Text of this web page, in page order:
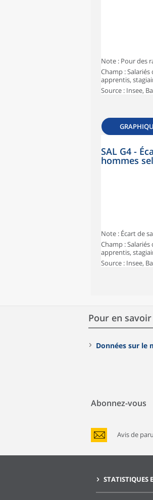
Note : Pour des
Champ :
apprentis,
Source : Insee,
SAL G4 -
hommes
Note : Écart de
Champ :
apprentis,
Source : Insee,
Pour en
Données sur le
Abonnez-vous
Avis de
STATISTIQUES